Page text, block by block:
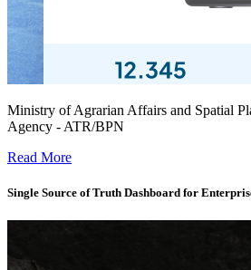
Ministry of Agrarian Affairs and Spatial
Agency - ATR/BPN
Geospatial Dashboard for National Land
Read More
Single Source of Truth Dashboard for